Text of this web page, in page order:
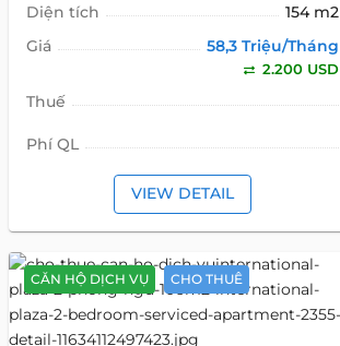
Diện tích
154 m2
Giá
58,3 Triệu/Tháng
2.200 USD
Thuế
Phí QL
VIEW DETAIL
CĂN HỘ DỊCH VỤ CHO THUÊ